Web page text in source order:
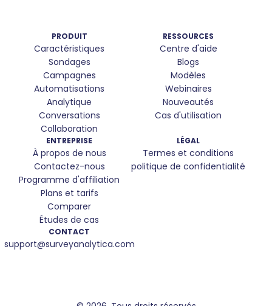
PRODUIT
Caractéristiques
Sondages
Campagnes
Automatisations
Analytique
Conversations
Collaboration
RESSOURCES
Centre d'aide
Blogs
Modèles
Webinaires
Nouveautés
Cas d'utilisation
ENTREPRISE
À propos de nous
Contactez-nous
Programme d'affiliation
Plans et tarifs
Comparer
Études de cas
LÉGAL
Termes et conditions
politique de confidentialité
CONTACT
support@surveyanalytica.com